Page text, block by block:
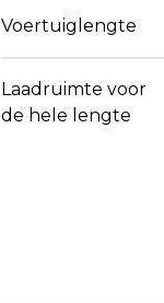
Voertuiglengte
Laadruimte voor
de hele lengte